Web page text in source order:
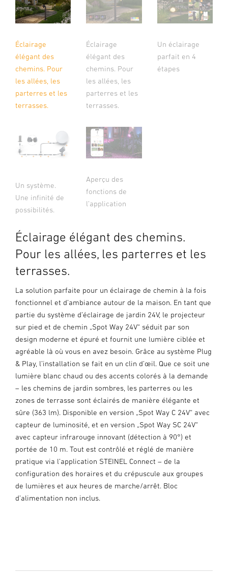
Éclairage
élégant des
chemins. Pour
les allées, les
parterres et les
terrasses.
Éclairage
élégant des
chemins. Pour
les allées, les
parterres et les
terrasses.
Un éclairage
parfait en 4
étapes
Un système.
Une infinité de
possibilités.
Aperçu des
fonctions de
l’application
Éclairage élégant des chemins.
Pour les allées, les parterres et les
terrasses.
La solution parfaite pour un éclairage de chemin à la fois
fonctionnel et d’ambiance autour de la maison. En tant que
partie du système d’éclairage de jardin 24V, le projecteur
sur pied et de chemin „Spot Way 24V“ séduit par son
design moderne et épuré et fournit une lumière ciblée et
agréable là où vous en avez besoin. Grâce au système Plug
& Play, l’installation se fait en un clin d’œil. Que ce soit une
lumière blanc chaud ou des accents colorés à la demande
– les chemins de jardin sombres, les parterres ou les
zones de terrasse sont éclairés de manière élégante et
sûre (363 lm). Disponible en version „Spot Way C 24V“ avec
capteur de luminosité, et en version „Spot Way SC 24V“
avec capteur infrarouge innovant (détection à 90°) et
portée de 10 m. Tout est contrôlé et réglé de manière
pratique via l’application STEINEL Connect – de la
configuration des horaires et du crépuscule aux groupes
de lumières et aux heures de marche/arrêt. Bloc
d’alimentation non inclus.